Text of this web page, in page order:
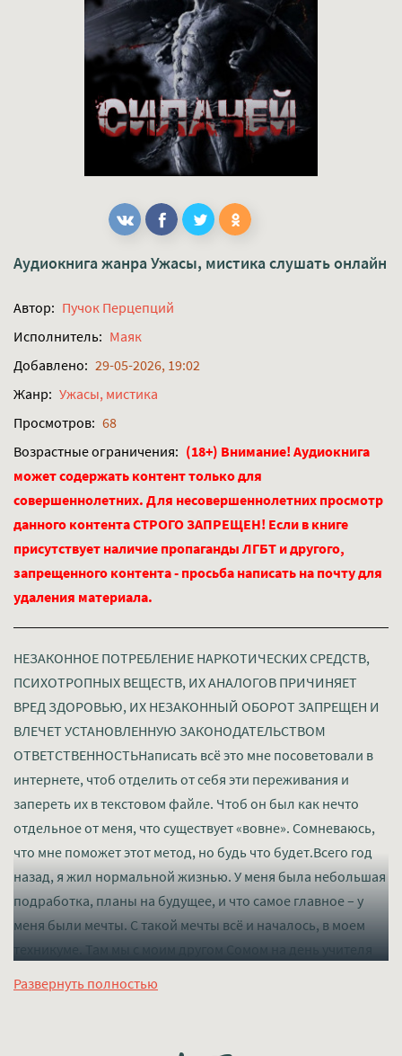
Аудиокнига жанра Ужасы, мистика слушать онлайн
Автор: Пучок Перцепций
Исполнитель: Маяк
Добавлено: 29-05-2026, 19:02
Жанр: Ужасы, мистика
Просмотров: 68
Возрастные ограничения: (18+) Внимание! Аудиокнига
может содержать контент только для
совершеннолетних. Для несовершеннолетних просмотр
данного контента СТРОГО ЗАПРЕЩЕН! Если в книге
присутствует наличие пропаганды ЛГБТ и другого,
запрещенного контента - просьба написать на почту для
удаления материала.
НЕЗАКОННОЕ ПОТРЕБЛЕНИЕ НАРКОТИЧЕСКИХ СРЕДСТВ,
ПСИХОТРОПНЫХ ВЕЩЕСТВ, ИХ АНАЛОГОВ ПРИЧИНЯЕТ
ВРЕД ЗДОРОВЬЮ, ИХ НЕЗАКОННЫЙ ОБОРОТ ЗАПРЕЩЕН И
ВЛЕЧЕТ УСТАНОВЛЕННУЮ ЗАКОНОДАТЕЛЬСТВОМ
ОТВЕТСТВЕННОСТЬНаписать всё это мне посоветовали в
интернете, чтоб отделить от себя эти переживания и
запереть их в текстовом файле. Чтоб он был как нечто
отдельное от меня, что существует «вовне». Сомневаюсь,
что мне поможет этот метод, но будь что будет.Всего год
назад, я жил нормальной жизнью. У меня была небольшая
подработка, планы на будущее, и что самое главное – у
меня были мечты. С такой мечты всё и началось, в моем
техникуме. Там мы с моим другом Сомом на день учителя
параллельной группы долго объявляла, стоя под
Развернуть полностью